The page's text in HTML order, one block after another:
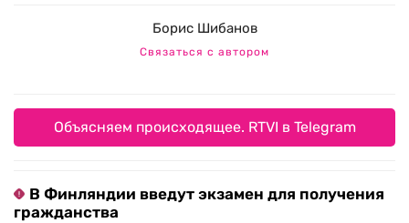
Борис Шибанов
Связаться с автором
Объясняем происходящее. RTVI в Telegram
В Финляндии введут экзамен для получения
гражданства